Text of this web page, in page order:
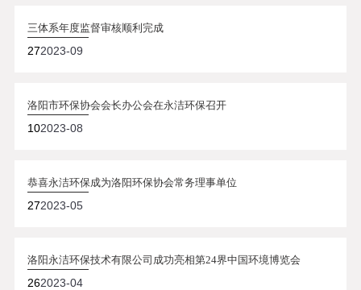
三体系年度监督审核顺利完成
272023-09
洛阳市环保协会会长办公会在永洁环保召开
102023-08
恭喜永洁环保成为洛阳环保协会常务理事单位
272023-05
洛阳永洁环保技术有限公司成功亮相第24界中国环境博览会
262023-04